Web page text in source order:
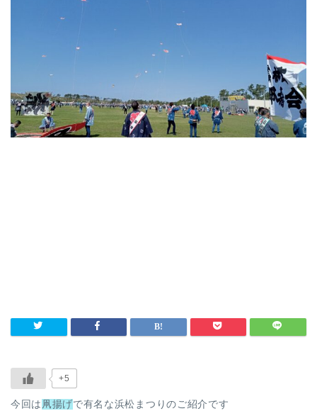
+5
今回は 凧揚げ で有名な浜松まつりのご紹介です